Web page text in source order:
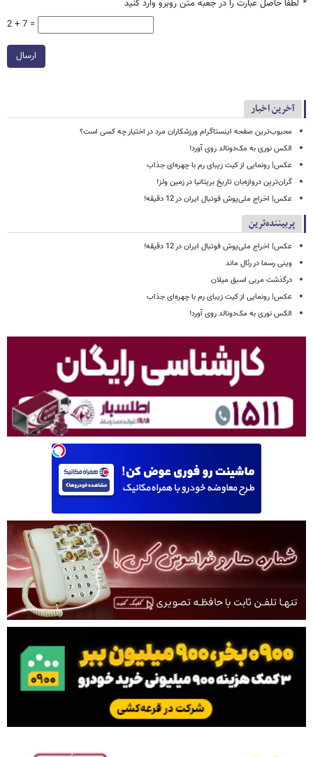
* لطفا حاصل عبارت را در جعبه متن روبرو وارد کنید
2 + 7 =
ارسال
آخرین اخبار
محبوب‌ترین صفحه اینستاگرام ورزشکاران مرد در اختیار چه کسی است؟
الکس نوری به مک‌دونالد روی آورد!
عکس| رونمایی از کیت زیبای رم با چهره‌ای جذاب
گران‌ترین دروازه‌بان تاریخ بریتانیا در زمین ولز!
عکس| اخراج ملی‌پوش فوتبال ایران در 12 دقیقه!
پربیننده‌ترین
عکس| اخراج ملی‌پوش فوتبال ایران در 12 دقیقه!
وینی رسما در رئال ماند
درگذشت مربی اسبق میلان
عکس| رونمایی از کیت زیبای رم با چهره‌ای جذاب
الکس نوری به مک‌دونالد روی آورد!